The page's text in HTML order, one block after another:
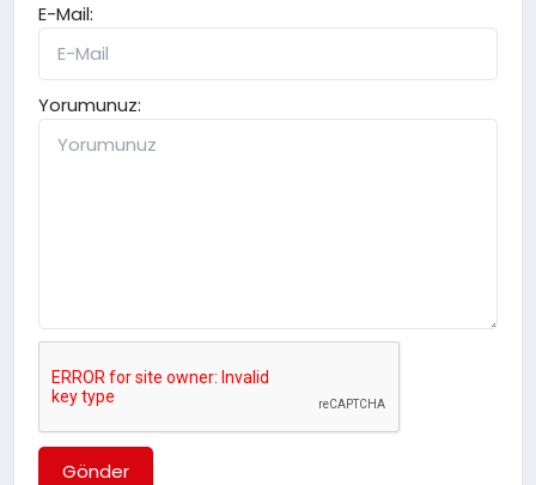
E-Mail:
Yorumunuz:
Gönder